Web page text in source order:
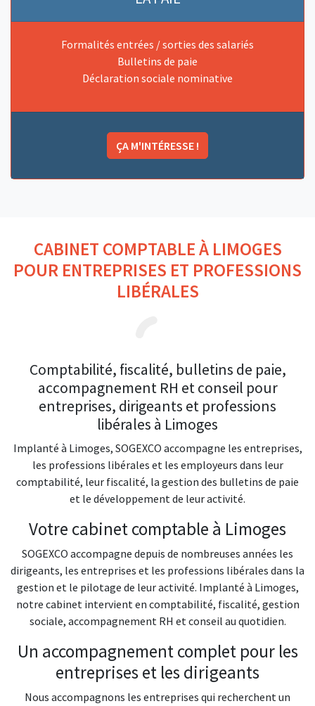
Absences et congés du salarié
Correspondance jours ouvrés/jours ouvrables
Seuil de rentabilité (estimation rapide)
Calcul des frais kilométriques : véhicules automobiles
Formalités entrées / sorties des salariés
Bulletins de paie
Déclaration sociale nominative
ÇA M'INTÉRESSE !
CABINET COMPTABLE À LIMOGES
POUR ENTREPRISES ET PROFESSIONS
LIBÉRALES
Comptabilité, fiscalité, bulletins de paie,
accompagnement RH et conseil pour
entreprises, dirigeants et professions
libérales à Limoges
Implanté à Limoges, SOGEXCO accompagne les entreprises,
les professions libérales et les employeurs dans leur
comptabilité, leur fiscalité, la gestion des bulletins de paie
et le développement de leur activité.
Votre cabinet comptable à Limoges
SOGEXCO accompagne depuis de nombreuses années les
dirigeants, les entreprises et les professions libérales dans la
gestion et le pilotage de leur activité. Implanté à Limoges,
notre cabinet intervient en comptabilité, fiscalité, gestion
sociale, accompagnement RH et conseil au quotidien.
Un accompagnement complet pour les
entreprises et les dirigeants
Nous accompagnons les entreprises qui recherchent un